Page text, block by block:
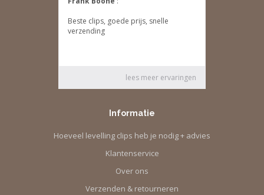
Informatie
Hoeveel levelling clips heb je nodig + advies
Klantenservice
Over ons
Verzenden & retourneren